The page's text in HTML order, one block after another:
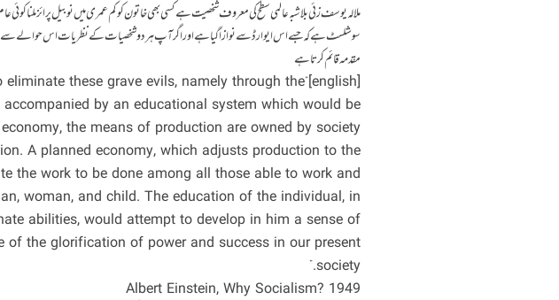
مقدمہ قائم کرتا ہے
to eliminate these grave evils, namely through the
by an educational system which would be
the means of production are owned by society
A planned economy, which adjusts production to the
the work to be done among all those able to work and
woman, and child. The education of the individual, in
abilities, would attempt to develop in him a sense of
the glorification of power and success in our present
society.”
Albert Einstein, Why Socialism? 1949